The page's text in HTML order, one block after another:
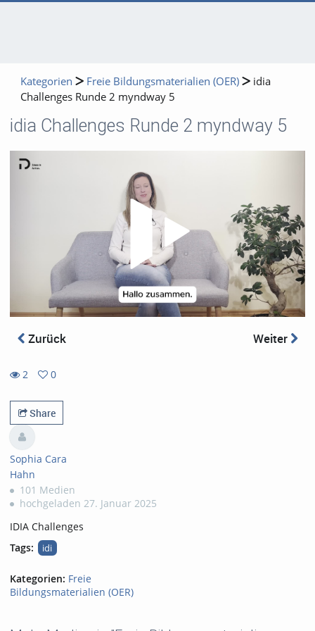
Kategorien Freie Bildungsmaterialien (OER)
idia
Challenges Runde 2 myndway 5
idia Challenges Runde 2 myndway 5
Zurück Weiter
2
views
0
favorites
Share
Sophia Cara
Hahn
101 Medien
hochgeladen 27. Januar 2025
IDIA Challenges
Tags:
idi
Kategorien: Freie
Bildungsmaterialien (OER)